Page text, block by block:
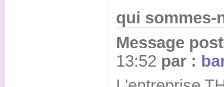
qui sommes-
Message
13:52 par :